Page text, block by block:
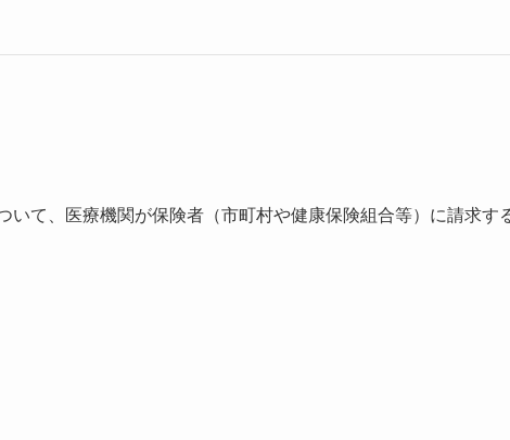
いて、医療機関が保険者（市町村や健康保険組合等）に請求す